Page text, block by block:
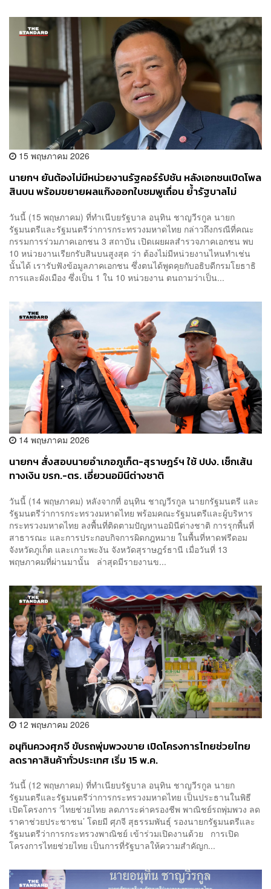
15 พฤษภาคม 2026
นายกฯ ยันต้องไม่มีหน่วยงานรัฐคอร์รัปชัน หลังเอกชนเปิดโพล
สินบน พร้อมขยายผลแก๊งออกใบชมพูเถื่อน ย้ำรัฐบาลไม่
วันนี้ (15 พฤษภาคม) ที่ทำเนีบยรัฐบาล อนุทิน ชาญวีรกูล นายก
รัฐมนตรีและรัฐมนตรีว่าการกระทรวงมหาดไทย กล่าวถึงกรณีที่คณะ
กรรมการร่วมภาคเอกชน 3 สถาบัน เปิดเผยผลสำรวจภาคเอกชน พบ
10 หน่วยงานเรียกรับสินบนสูงสุด ว่า ต้องไม่มีหน่วยงานไหนทำเช่น
นั้นได้ เรารับฟังข้อมูลภาคเอกชน ซึ่งตนได้พูดคุยกับอธิบดีกรมโยธาธิ
การและผังเมือง ซึ่งเป็น 1 ใน 10 หน่วยงาน ตนถามว่าเป็น...
14 พฤษภาคม 2026
นายกฯ สั่งสอบนายอำเภอภูเก็ต-สุราษฎร์ฯ ใช้ ปปง. เช็กเส้น
ทางเงิน ขรก.-ตร. เอี่ยวนอมินีต่างชาติ
วันนี้ (14 พฤษภาคม) หลังจากที่ อนุทิน ชาญวีรกูล นายกรัฐมนตรี และ
รัฐมนตรีว่าการกระทรวงมหาดไทย พร้อมคณะรัฐมนตรีและผู้บริหาร
กระทรวงมหาดไทย ลงพื้นที่ติดตามปัญหานอมินีต่างชาติ การรุกพื้นที่
สาธารณะ และการประกอบกิจการผิดกฎหมาย ในพื้นที่หาดฟรีดอม
จังหวัดภูเก็ต และเกาะพะงัน จังหวัดสุราษฎร์ธานี เมื่อวันที่ 13
พฤษภาคมที่ผ่านมานั้น ล่าสุดมีรายงานข...
12 พฤษภาคม 2026
อนุทินควงศุภจี ขับรถพุ่มพวงขาย เปิดโครงการไทยช่วยไทย
ลดราคาสินค้าทั่วประเทศ เริ่ม 15 พ.ค.
วันนี้ (12 พฤษภาคม) ที่ทำเนียบรัฐบาล อนุทิน ชาญวีรกูล นายก
รัฐมนตรีและรัฐมนตรีว่าการกระทรวงมหาดไทย เป็นประธานในพิธี
เปิดโครงการ ‘ไทยช่วยไทย ลดภาระค่าครองชีพ พาณิชย์รถพุ่มพวง ลด
ราคาช่วยประชาชน’ โดยมี ศุภจี สุธรรมพันธุ์ รองนายกรัฐมนตรีและ
รัฐมนตรีว่าการกระทรวงพาณิชย์ เข้าร่วมเปิดงานด้วย การเปิด
โครงการไทยช่วยไทย เป็นการที่รัฐบาลให้ความสำคัญก...